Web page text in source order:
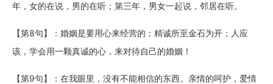
年，女的在说，男的在听；第三年，男女一起说，邻居在听。
【第8句】：婚姻是要用心来经营的；精诚所至金石为开；人应
该，学会用一颗真诚的心，来对待自己的婚姻！
【第9句】：在我眼里，没有不能相信的东西。亲情的呵护，爱情